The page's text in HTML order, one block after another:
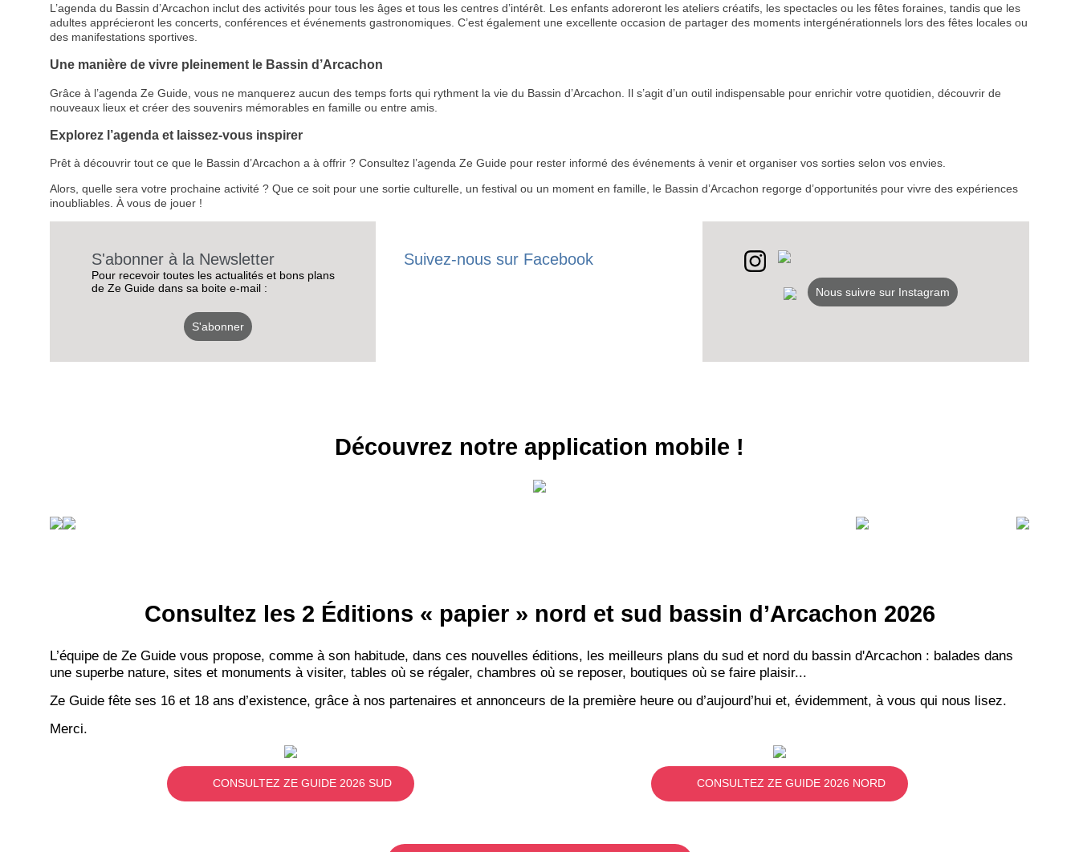
RECEVEZ
INSCRIPTION NEWSLETTER
S'ABONNER
L’agenda du Bassin d’Arcachon inclut des activités pour tous les âges et tous les centres d’intérêt. Les enfants adoreront les ateliers créatifs, les spectacles ou les fêtes foraines, tandis que les
adultes apprécieront les concerts, conférences et événements gastronomiques. C’est également une excellente occasion de partager des moments intergénérationnels lors des fêtes locales ou
des manifestations sportives.
Une manière de vivre pleinement le Bassin d’Arcachon
Grâce à l’agenda Ze Guide, vous ne manquerez aucun des temps forts qui rythment la vie du Bassin d’Arcachon. Il s’agit d’un outil indispensable pour enrichir votre quotidien, découvrir de
nouveaux lieux et créer des souvenirs mémorables en famille ou entre amis.
Explorez l’agenda et laissez-vous inspirer
Prêt à découvrir tout ce que le Bassin d’Arcachon a à offrir ? Consultez l’agenda Ze Guide pour rester informé des événements à venir et organiser vos sorties selon vos envies.
Alors, quelle sera votre prochaine activité ? Que ce soit pour une sortie culturelle, un festival ou un moment en famille, le Bassin d’Arcachon regorge d’opportunités pour vivre des expériences
inoubliables. À vous de jouer !
S'abonner à la Newsletter
Pour recevoir toutes les actualités et bons plans
de Ze Guide dans sa boite e-mail :
S'abonner
Suivez-nous sur Facebook
Nous suivre sur Instagram
Découvrez notre application mobile !
Consultez les 2 Éditions « papier » nord et sud bassin d’Arcachon 2026
L’équipe de Ze Guide vous propose, comme à son habitude, dans ces nouvelles éditions, les meilleurs plans du sud et nord du bassin d'Arcachon : balades dans
une superbe nature, sites et monuments à visiter, tables où se régaler, chambres où se reposer, boutiques où se faire plaisir...
Ze Guide fête ses 16 et 18 ans d’existence, grâce à nos partenaires et annonceurs de la première heure ou d’aujourd’hui et, évidemment, à vous qui nous lisez.
Merci.
CONSULTEZ ZE GUIDE 2026 SUD CONSULTEZ ZE GUIDE 2026 NORD